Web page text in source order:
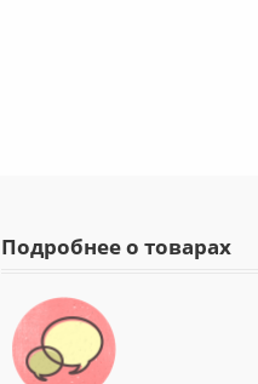
Подробнее о товарах